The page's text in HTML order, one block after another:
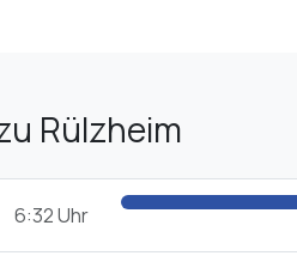
Rülzheim
6:32 Uhr